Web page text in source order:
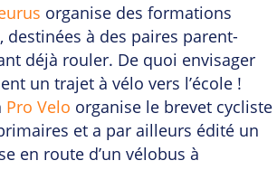
organise des formations
destinées à des paires parent-
déjà rouler. De quoi envisager
un trajet à vélo vers l’école !
Pro Velo organise le brevet cycliste
et a par ailleurs édité un
en route d’un vélobus à